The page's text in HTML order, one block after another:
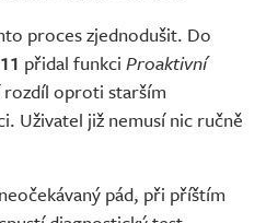
proces zjednodušit. Do
přidal funkci Proaktivní
rozdíl oproti starším
Uživatel již nemusí nic ručně
pád, při příštím